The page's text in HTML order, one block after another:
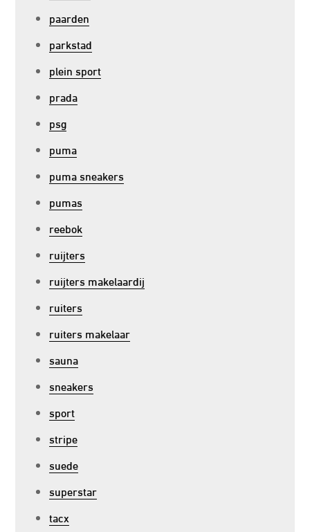
paarden
parkstad
plein sport
prada
psg
puma
puma sneakers
pumas
reebok
ruijters
ruijters makelaardij
ruiters
ruiters makelaar
sauna
sneakers
sport
stripe
suede
superstar
tacx